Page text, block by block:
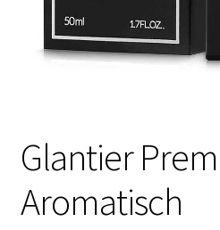
Glantier
Aromatisch